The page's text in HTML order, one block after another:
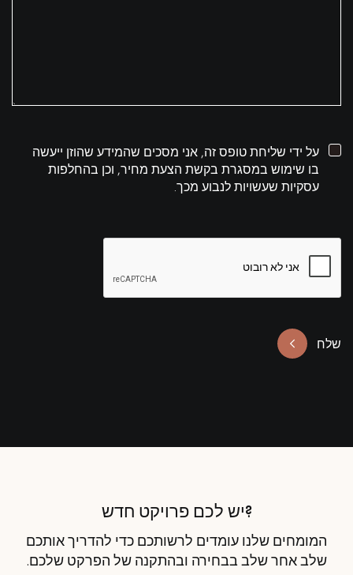
על ידי שליחת טופס זה, אני מסכים שהמידע שהוזן ייעשה
בו שימוש במסגרת בקשת הצעת מחיר, וכן בהחלפות
עסקיות שעשויות לנבוע מכך.
שלח
?יש לכם פרויקט חדש
המומחים שלנו עומדים לרשותכם כדי להדריך אותכם
שלב אחר שלב בבחירה ובהתקנה של הפרקט שלכם.